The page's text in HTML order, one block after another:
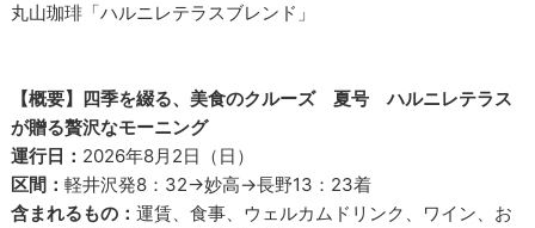
丸山珈琲「ハルニレテラスブレンド」
【概要】四季を綴る、美食のクルーズ 夏号 ハルニレテラス
が贈る贅沢なモーニング
運行日： 2026年8月2日（日）
区間：軽井沢発8：32→妙高→長野13：23着
含まれるもの：運賃、食事、ウェルカムドリンク、ワイン、お